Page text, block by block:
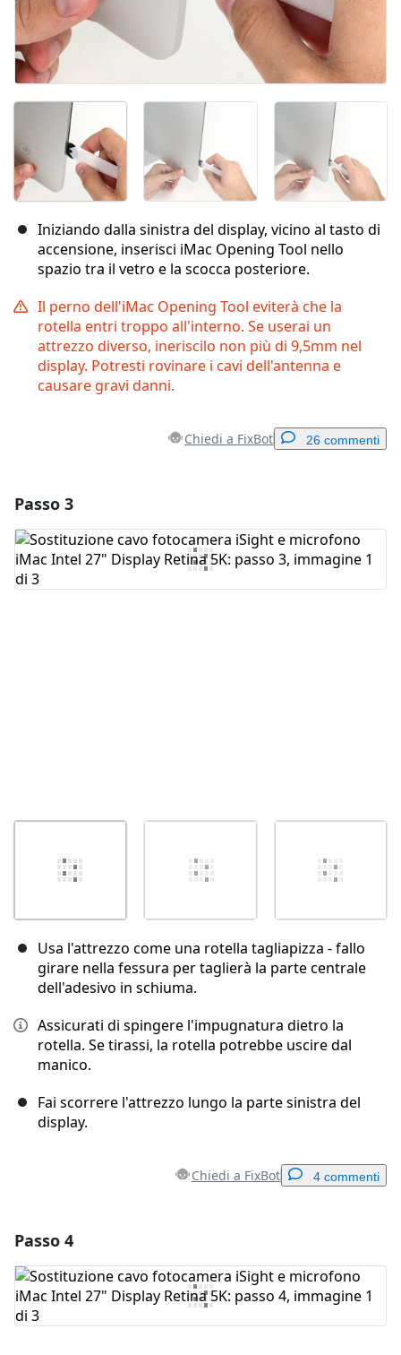
Iniziando dalla sinistra del display, vicino al tasto di
accensione, inserisci iMac Opening Tool nello
spazio tra il vetro e la scocca posteriore.
Il perno dell'iMac Opening Tool eviterà che la
rotella entri troppo all'interno. Se userai un
attrezzo diverso, ineriscilo non più di 9,5mm nel
display. Potresti rovinare i cavi dell'antenna e
causare gravi danni.
Chiedi a FixBot 26 commenti
Aggiungi Commento
Passo 3
Usa l'attrezzo come una rotella tagliapizza - fallo
girare nella fessura per taglierà la parte centrale
dell'adesivo in schiuma.
Assicurati di spingere l'impugnatura dietro la
rotella. Se tirassi, la rotella potrebbe uscire dal
manico.
Fai scorrere l'attrezzo lungo la parte sinistra del
display.
Chiedi a FixBot 4 commenti
Aggiungi Commento
Passo 4